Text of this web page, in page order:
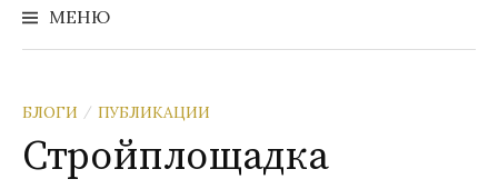
о
д
р
и
МЕНЮ
БЛОГИ / ПУБЛИКАЦИИ
Стройплощадка